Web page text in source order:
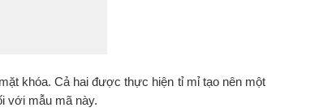
khóa. Cả hai được thực hiện tỉ mỉ tạo nên một
với mẫu mã này.